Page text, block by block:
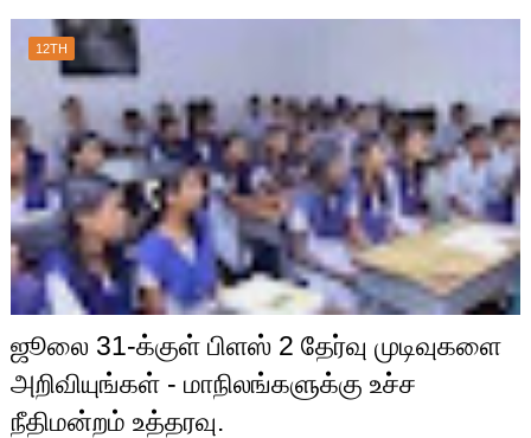
12TH
ஜூலை 31-க்குள் பிளஸ் 2 தேர்வு முடிவுகளை
அறிவியுங்கள் - மாநிலங்களுக்கு உச்ச
நீதிமன்றம் உத்தரவு.